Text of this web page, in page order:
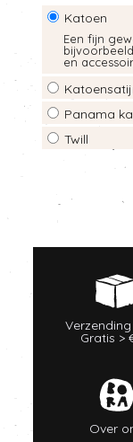
Katoen
Een fijn
en
Panama
Twill
Gratis >
Over